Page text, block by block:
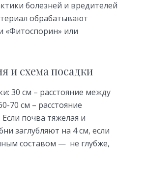
болезней и вредителей
обрабатывают
«Фитоспорин» или
и схема посадки
30 см – расстояние между
70 см – расстояние
почва тяжелая и
заглубляют на 4 см, если
составом — не глубже,